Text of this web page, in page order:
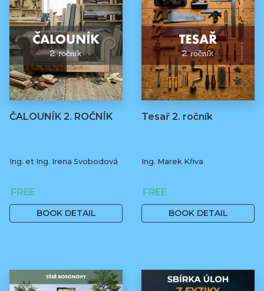
ČALOUNÍK 2. ROČNÍK
Ing. et Ing. Irena Svobodová
FREE
BOOK DETAIL
Tesař 2. ročník
Ing. Marek Křiva
FREE
BOOK DETAIL